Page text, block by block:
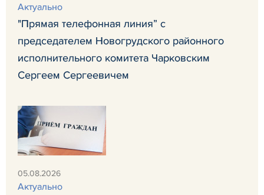
Актуально
"Прямая телефонная линия” с
председателем Новогрудского районного
исполнительного комитета Чарковским
Сергеем Сергеевичем
05.08.2026
Актуально